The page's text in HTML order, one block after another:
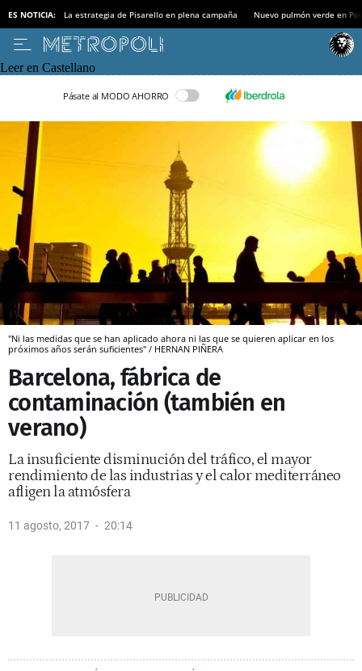
ES NOTICIA: La estrategia de Pisarello en plena campaña Nuevo pulmón verde en
Leer en Castellano
Pásate al MODO AHORRO
"Ni las medidas que se han aplicado ahora ni las que se quieren aplicar en los
próximos años serán suficientes" / HERNAN PIÑERA
Barcelona, fábrica de
contaminación (también en
verano)
La insuficiente disminución del tráfico, el mayor
rendimiento de las industrias y el calor mediterráneo
afligen la atmósfera
11 agosto, 2017 20:14